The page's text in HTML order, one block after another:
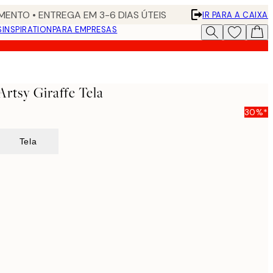
• ENTREGA EM 3-6 DIAS ÚTEIS
IR PARA A CAIXA
INSPIRATIONPARA EMPRESAS
Giraffe Tela
30%*
Tela